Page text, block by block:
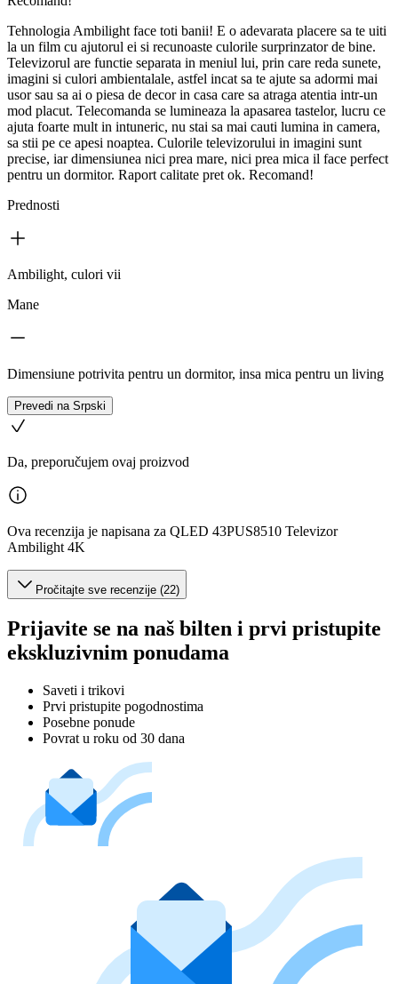
Tehnologia Ambilight face toti banii! E o adevarata placere sa te uiti
la un film cu ajutorul ei si recunoaste culorile surprinzator de bine.
Televizorul are functie separata in meniul lui, prin care reda sunete,
imagini si culori ambientalale, astfel incat sa te ajute sa adormi mai
usor sau sa ai o piesa de decor in casa care sa atraga atentia intr-un
mod placut. Telecomanda se lumineaza la apasarea tastelor, lucru ce
ajuta foarte mult in intuneric, nu stai sa mai cauti lumina in camera,
sa stii pe ce apesi noaptea. Culorile televizorului in imagini sunt
precise, iar dimensiunea nici prea mare, nici prea mica il face perfect
pentru un dormitor. Raport calitate pret ok. Recomand!
Prednosti
Ambilight, culori vii
Mane
Dimensiune potrivita pentru un dormitor, insa mica pentru un living
Prevedi na Srpski
Da, preporučujem ovaj proizvod
Ova recenzija je napisana za QLED 43PUS8510 Televizor
Ambilight 4K
Pročitajte sve recenzije (22)
Prijavite se na naš bilten i prvi pristupite
ekskluzivnim ponudama
Saveti i trikovi
Prvi pristupite pogodnostima
Posebne ponude
Povrat u roku od 30 dana